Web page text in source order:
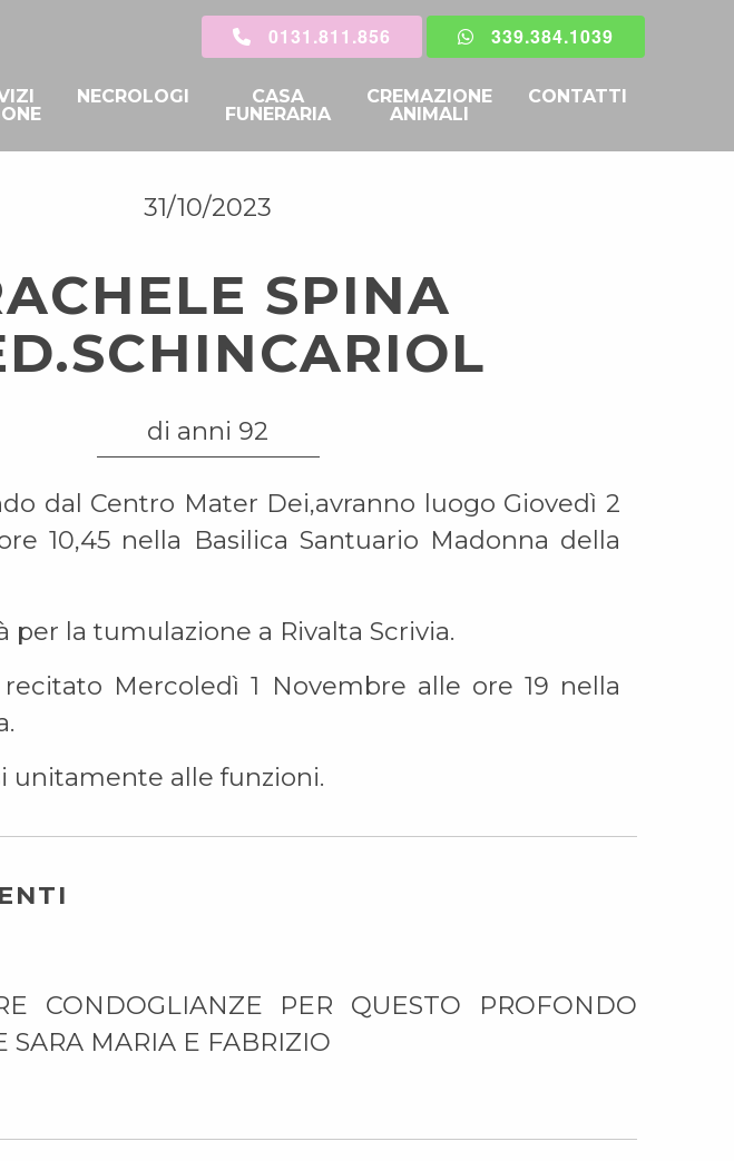
0131.811.856 339.384.1039
NECROLOGI
CASA
FUNERARIA
CREMAZIONE
ANIMALI
CONTATTI
31/10/2023
SPINA
di anni 92
dal Centro Mater Dei,avranno luogo Giovedì 2
10,45 nella Basilica Santuario Madonna della
per la tumulazione a Rivalta Scrivia.
recitato Mercoledì 1 Novembre alle ore 19 nella
unitamente alle funzioni.
CONDOGLIANZE PER QUESTO PROFONDO
MARIA E FABRIZIO